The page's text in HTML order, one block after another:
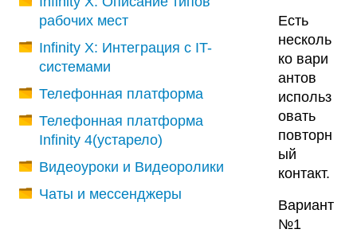
рабочих мест
Infinity X: Интеграция с IT-
системами
Телефонная платформа
Телефонная платформа
Infinity 4(устарело)
Видеоуроки и Видеоролики
Чаты и мессенджеры
Есть
несколь
ко вари
антов
использ
овать
повторн
ый
контакт.
Вариант
№1